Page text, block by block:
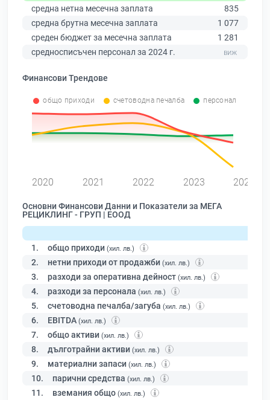
средна нетна месечна заплата
835
средна брутна месечна заплата
1 077
среден бюджет за месечна заплата
1 281
средносписъчен персонал за 2024 г.
Финансови Трендове
общо приходи счетоводна печалба персонал
2020 2021 2022 2023 2024
Основни Финансови Данни и Показатели за МЕГА
РЕЦИКЛИНГ - ГРУП | ЕООД
1. общо приходи (хил. лв.)
2. нетни приходи от продажби (хил. лв.)
3. разходи за оперативна дейност (хил. лв.)
4. разходи за персонала (хил. лв.)
5. счетоводна печалба/загуба (хил. лв.)
6. EBITDA (хил. лв.)
7. общо активи (хил. лв.)
8. дълготрайни активи (хил. лв.)
9. материални запаси (хил. лв.)
10. парични средства (хил. лв.)
11. вземания общо (хил. лв.)